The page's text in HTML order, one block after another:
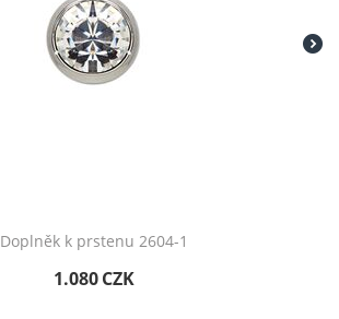
Doplněk k prstenu 2604-1
1.080CZK